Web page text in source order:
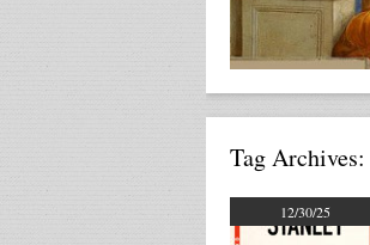
Tag Archives:
12/30/25